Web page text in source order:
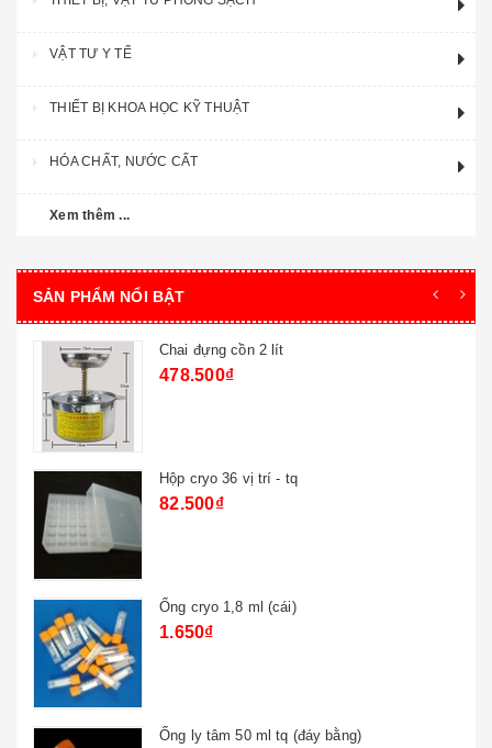
VẬT TƯ Y TẾ
THIẾT BỊ KHOA HỌC KỸ THUẬT
HÓA CHẤT, NƯỚC CẤT
Xem thêm ...
SẢN PHẨM NỔI BẬT
Chai đựng cồn 2 lít
478.500₫
Hộp cryo 36 vị trí - tq
82.500₫
Ống cryo 1,8 ml (cái)
1.650₫
Ống ly tâm 50 ml tq (đáy bằng)